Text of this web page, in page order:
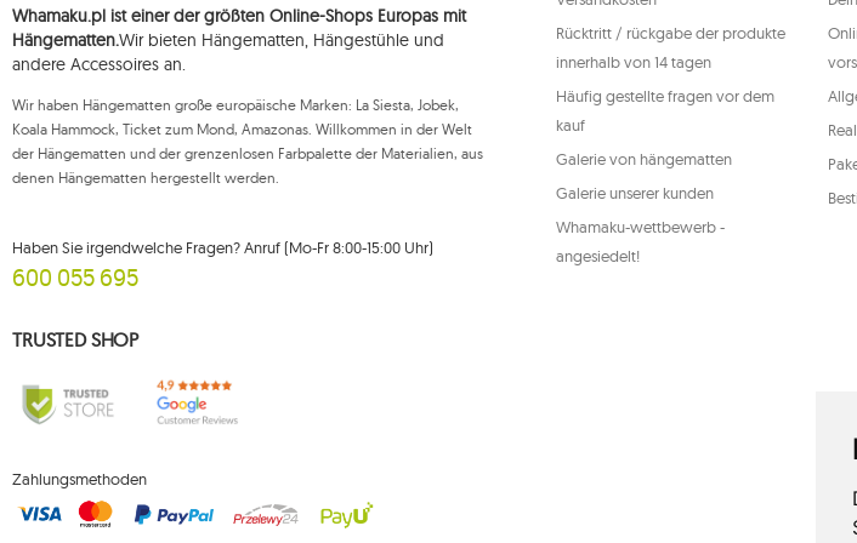
classic fly 1
colibri 3.0
crua koala
cumbia 9
deluxe
domo 1
door clamp
dstand
eco-friendly hammock
etno 2
genannten Rechte
Adresse an die
Weitere
Whamaku.pl ist einer der größten Online-Shops Europas mit
Hängematten.Wir bieten Hängematten, Hängestühle und
andere Accessoires an.
Wir haben Hängematten große europäische Marken: La Siesta, Jobek,
Koala Hammock, Ticket zum Mond, Amazonas. Willkommen in der Welt
der Hängematten und der grenzenlosen Farbpalette der Materialien, aus
denen Hängematten hergestellt werden.
Haben Sie irgendwelche Fragen? Anruf (Mo-Fr 8:00-15:00 Uhr)
600 055 695
TRUSTED SHOP
Zahlungsmethoden
Rücktritt / rückgabe der produkte
innerhalb von 14 tagen
Häufig gestellte fragen vor dem
kauf
Galerie von hängematten
Galerie unserer kunden
Whamaku-wettbewerb -
angesiedelt!